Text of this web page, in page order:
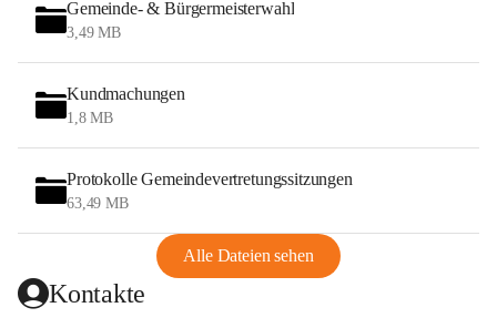
Gemeinde- & Bürgermeisterwahl
3,49 MB
Kundmachungen
1,8 MB
Protokolle Gemeindevertretungssitzungen
63,49 MB
Alle Dateien sehen
Kontakte